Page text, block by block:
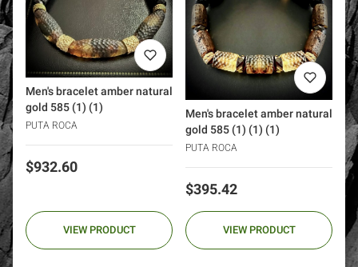
Men's bracelet amber natural
gold 585 (1) (1)
PUTA ROCA
Price
$932.60
VIEW PRODUCT
Men's bracelet amber natural
gold 585 (1) (1) (1)
PUTA ROCA
Price
$395.42
VIEW PRODUCT